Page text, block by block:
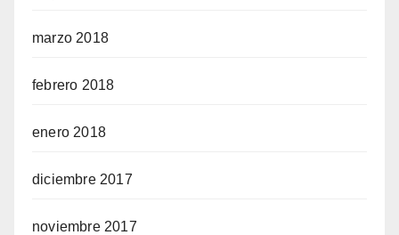
marzo 2018
febrero 2018
enero 2018
diciembre 2017
noviembre 2017